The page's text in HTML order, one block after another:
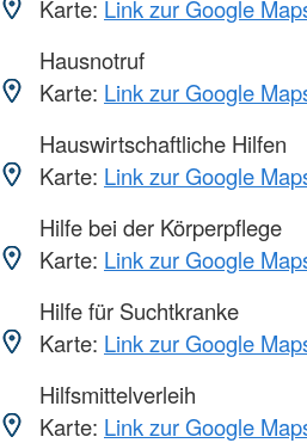
Karte: Link zur Google
Hausnotruf
Karte: Link zur Google
Hauswirtschaftliche Hilfen
Karte: Link zur Google
Hilfe bei der Körperpflege
Karte: Link zur Google
Hilfe für Suchtkranke
Karte: Link zur Google
Hilfsmittelverleih
Karte: Link zur Google